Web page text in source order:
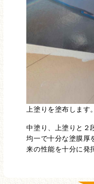
上塗りを塗布します。
中塗り、上塗りと２
均一で十分な塗膜厚
来の性能を十分に発